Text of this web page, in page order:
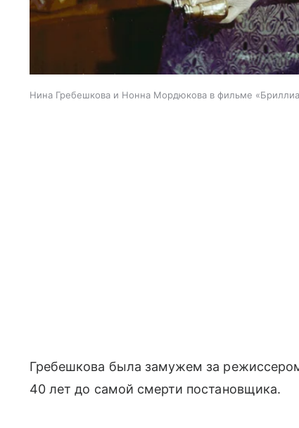
Нина Гребешкова и Нонна Мордюкова в фильме
Гребешкова была замужем за
40 лет до самой смерти постановщика.